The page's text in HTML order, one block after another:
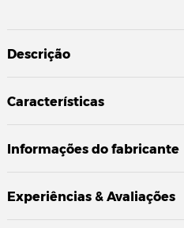
Descrição
Características
Informações do fabricante
Experiências & Avaliações